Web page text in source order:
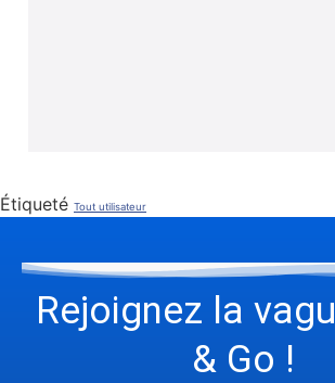
Étiqueté Tout utilisateur
Rejoignez la
& Go !